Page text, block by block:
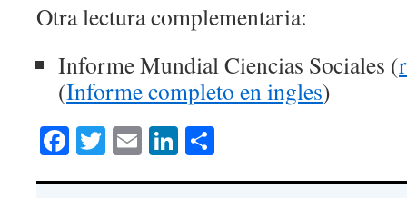
Otra lectura complementaria:
Informe Mundial Ciencias Sociales (
(Informe completo en ingles)
Facebook
Twitter
EmailLinkedIn